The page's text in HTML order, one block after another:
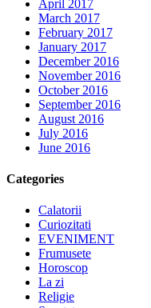
April 2017
March 2017
February 2017
January 2017
December 2016
November 2016
October 2016
September 2016
August 2016
July 2016
June 2016
Categories
Calatorii
Curiozitati
EVENIMENT
Frumusete
Horoscop
La zi
Religie